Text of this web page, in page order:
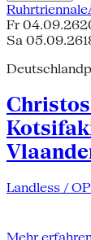
Ruhrtriennale
Fr 04.09.26
Sa 05.09.26
Landless /